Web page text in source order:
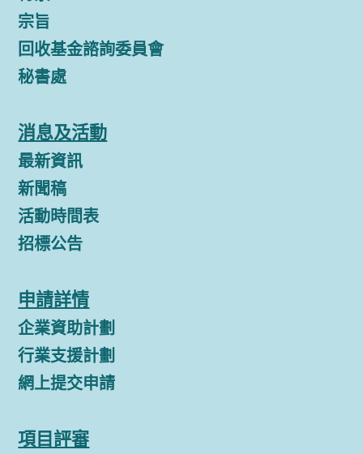
宗旨
回收基金諮詢委員會
秘書處
消息及活動
最新資訊
新聞稿
活動時間表
招標公告
申請詳情
企業資助計劃
行業支援計劃
網上提交申請
項目評審